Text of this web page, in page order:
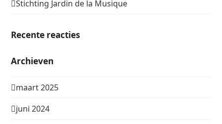
Stichting Jardin de la Musique
Recente reacties
Archieven
maart 2025
juni 2024